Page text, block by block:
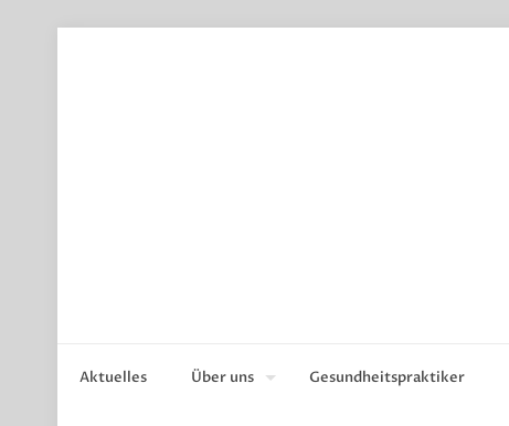
Aktuelles Über uns Gesundheitspraktiker